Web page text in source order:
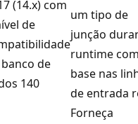
(14.x) com
de
de
140
um tipo de
junção
runtime
base nas
de entrada
Forneça